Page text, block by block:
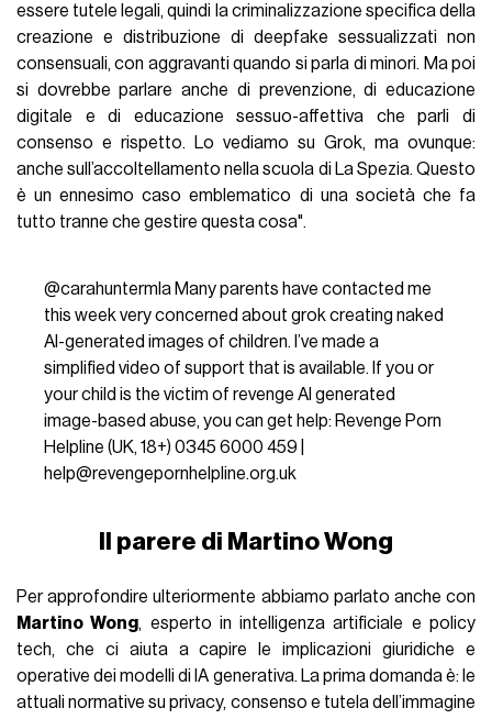
essere tutele legali, quindi la criminalizzazione specifica della
creazione e distribuzione di deepfake sessualizzati non
consensuali, con aggravanti quando si parla di minori. Ma poi
si dovrebbe parlare anche di prevenzione, di educazione
digitale e di educazione sessuo-affettiva che parli di
consenso e rispetto. Lo vediamo su Grok, ma ovunque:
anche sull’accoltellamento nella scuola di La Spezia. Questo
è un ennesimo caso emblematico di una società che fa
tutto tranne che gestire questa cosa".
@carahuntermlaMany parents have contacted me
this week very concerned about grok creating naked
AI-generated images of children. I’ve made a
simplified video of support that is available. If you or
your child is the victim of revenge AI generated
image-based abuse, you can get help: Revenge Porn
Helpline (UK, 18+) 0345 6000 459 |
help@revengepornhelpline.org.uk
Il parere di Martino Wong
Per approfondire ulteriormente abbiamo parlato anche con
Martino Wong, esperto in intelligenza artificiale e policy
tech, che ci aiuta a capire le implicazioni giuridiche e
operative dei modelli di IA generativa. La prima domanda è: le
attuali normative su privacy, consenso e tutela dell’immagine